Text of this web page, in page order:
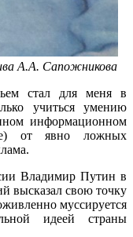
А.А. Сапожникова
стал для меня в
учиться умению
информационном
от явно ложных
Владимир Путин в
высказал свою точку
муссируется
идеей страны